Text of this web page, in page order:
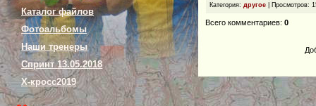
Каталог файлов
Фотоальбомы
Наши тренеры
Спринт 13.05.2018
Х-кросс2019
Категория: другое Просмотров:
Всего комментариев: 0